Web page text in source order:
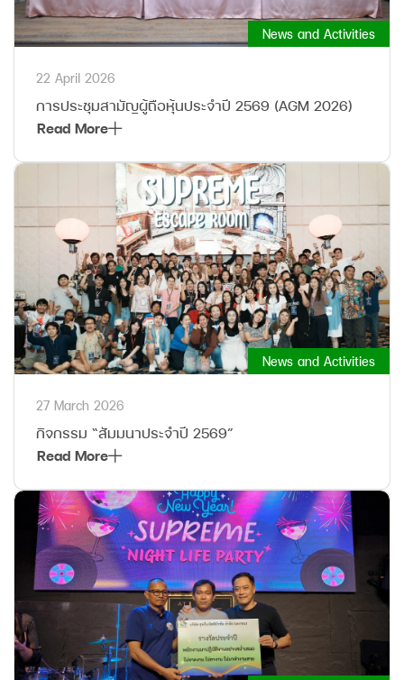
News and Activities
22 April 2026
การประชุมสามัญผู้ถือหุ้นประจำปี 2569 (AGM 2026)
Read More
News and Activities
27 March 2026
กิจกรรม “สัมมนาประจำปี 2569”
Read More